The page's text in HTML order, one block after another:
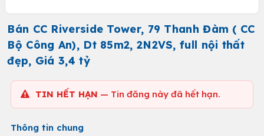
Bán CC Riverside Tower, 79 Thanh Đàm ( CC
Bộ Công An), Dt 85m2, 2N2VS, full nội thất
đẹp, Giá 3,4 tỷ
TIN HẾT HẠN — Tin đăng này đã hết hạn.
Thông tin chung